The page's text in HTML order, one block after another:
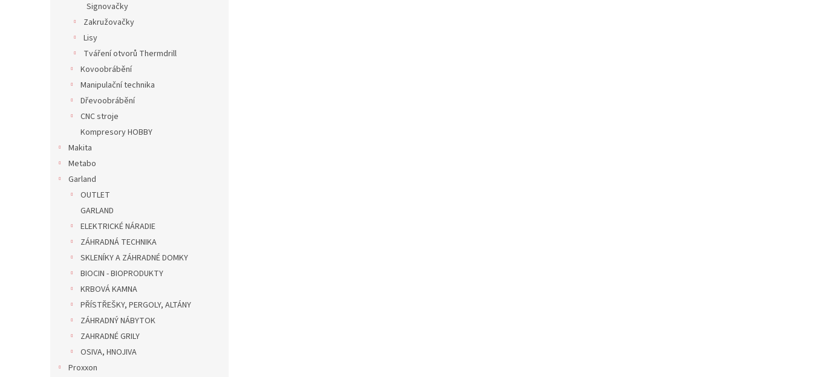
Signovačky
Zakružovačky
Lisy
Tváření otvorů Thermdrill
Kovoobrábění
Manipulační technika
Dřevoobrábění
CNC stroje
Kompresory HOBBY
Makita
Metabo
Garland
OUTLET
GARLAND
ELEKTRICKÉ NÁRADIE
ZÁHRADNÁ TECHNIKA
SKLENÍKY A ZÁHRADNÉ DOMKY
BIOCIN - BIOPRODUKTY
KRBOVÁ KAMNA
PŘÍSTŘEŠKY, PERGOLY, ALTÁNY
ZÁHRADNÝ NÁBYTOK
ZAHRADNÉ GRILY
OSIVA, HNOJIVA
Proxxon